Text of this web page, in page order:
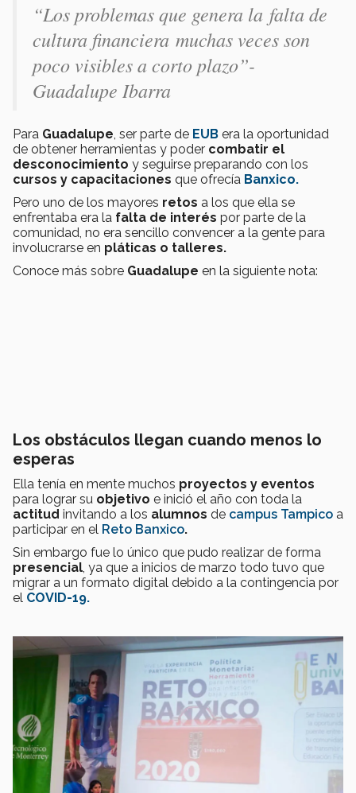
“Los problemas que genera la falta de
cultura financiera muchas veces son
poco visibles a corto plazo”-
Guadalupe Ibarra
Para Guadalupe, ser parte de EUB era la oportunidad
de obtener herramientas y poder combatir el
desconocimiento y seguirse preparando con los
cursos y capacitaciones que ofrecía Banxico.
Pero uno de los mayores retos a los que ella se
enfrentaba era la falta de interés por parte de la
comunidad, no era sencillo convencer a la gente para
involucrarse en pláticas o talleres.
Conoce más sobre Guadalupe en la siguiente nota:
Los obstáculos llegan cuando menos lo
esperas
Ella tenía en mente muchos proyectos y eventos
para lograr su objetivo e inició el año con toda la
actitud invitando a los alumnos de campus Tampico a
participar en el Reto Banxico.
Sin embargo fue lo único que pudo realizar de forma
presencial, ya que a inicios de marzo todo tuvo que
migrar a un formato digital debido a la contingencia por
el COVID-19.